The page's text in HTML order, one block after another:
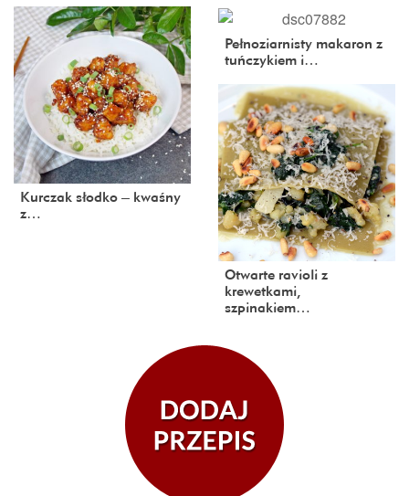
Kurczak słodko – kwaśny
z…
Pełnoziarnisty makaron z
tuńczykiem i…
Otwarte ravioli z
krewetkami,
szpinakiem…